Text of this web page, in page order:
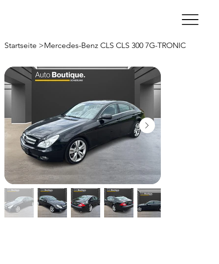
Startseite >Mercedes-Benz CLS CLS 300 7G-TRONIC